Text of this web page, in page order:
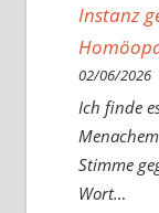
Instanz
02/06/2026
Ich finde
Stimme
Wort…